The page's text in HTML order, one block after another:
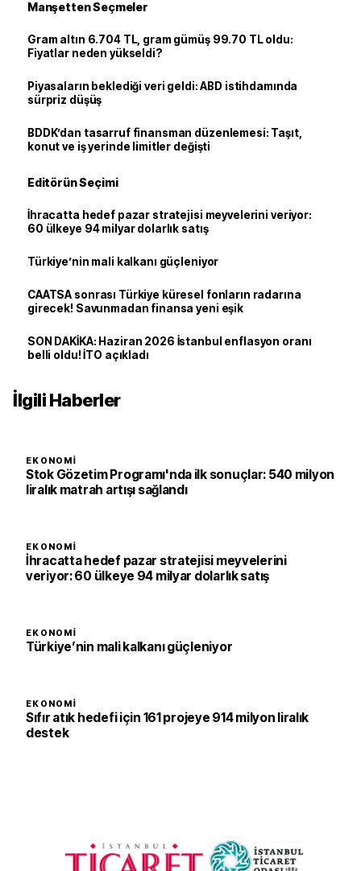
Manşetten Seçmeler
Gram altın 6.704 TL, gram gümüş 99.70 TL oldu:
Fiyatlar neden yükseldi?
Piyasaların beklediği veri geldi: ABD istihdamında
sürpriz düşüş
BDDK’dan tasarruf finansman düzenlemesi: Taşıt,
konut ve iş yerinde limitler değişti
Editörün Seçimi
İhracatta hedef pazar stratejisi meyvelerini veriyor:
60 ülkeye 94 milyar dolarlık satış
Türkiye’nin mali kalkanı güçleniyor
CAATSA sonrası Türkiye küresel fonların radarına
girecek! Savunmadan finansa yeni eşik
SON DAKİKA: Haziran 2026 İstanbul enflasyon oranı
belli oldu! İTO açıkladı
İlgili Haberler
EKONOMI
Stok Gözetim Programı'nda ilk sonuçlar: 540 milyon
liralık matrah artışı sağlandı
EKONOMI
İhracatta hedef pazar stratejisi meyvelerini
veriyor: 60 ülkeye 94 milyar dolarlık satış
EKONOMI
Türkiye’nin mali kalkanı güçleniyor
EKONOMI
Sıfır atık hedefi için 161 projeye 914 milyon liralık
destek